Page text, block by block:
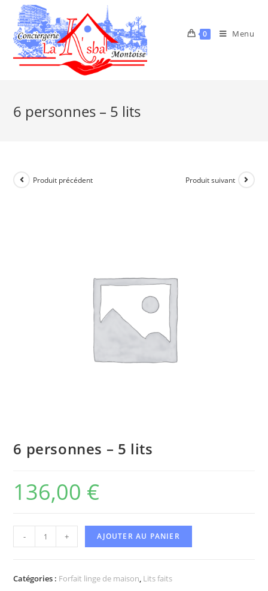
0 Menu
6 personnes – 5 lits
Produit précédent Produit suivant
6 personnes – 5 lits
136,00 €
- + AJOUTER AU PANIER
Catégories : Forfait linge de maison, Lits faits